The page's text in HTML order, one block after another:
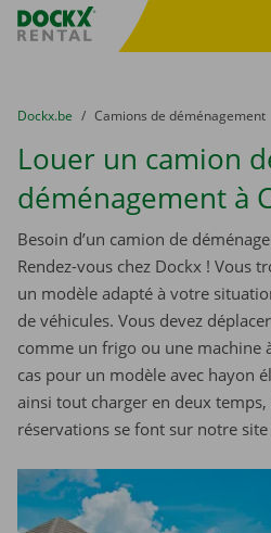
sitename
You are here:
du
Dockx.be to
Camions de déménagement
Louer un camion
déménagement à
Besoin d’un camion de
Rendez-vous chez Dockx ! Vous
un modèle adapté à votre
de véhicules. Vous devez
comme un frigo ou une machine
cas pour un modèle avec hayon
ainsi tout charger en deux
réservations se font sur notre